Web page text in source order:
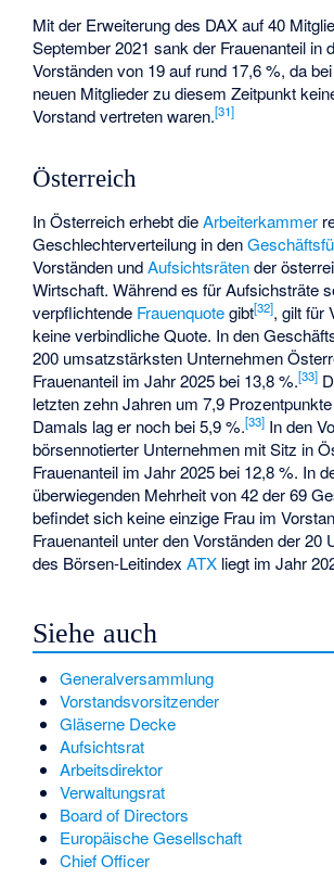
Mit der Erweiterung des DAX auf 40
September 2021 sank der Frauenanteil in
Vorständenvon 19 auf rund 17,6 %, da
neuen Mitglieder zu diesem Zeitpunkt
Vorstand vertreten waren.[31]
Österreich
In Österreich erhebt dieArbeiterkammer
Geschlechterverteilung in den
Vorständen undAufsichtsrätender
Wirtschaft. Während es für Aufsichsträte
verpflichtende Frauenquotegibt[32], gilt für
keine verbindliche Quote. In den
200 umsatzstärksten Unternehmen
Frauenanteil im Jahr 2025 bei 13,8 %.[33]
letzten zehn Jahren um 7,9
Damals lag er noch bei 5,9 %.[33] In den
börsennotierter Unternehmen mit Sitz in
Frauenanteil im Jahr 2025 bei 12,8 %. In
überwiegenden Mehrheit von 42 der 69
befindet sich keine einzige Frau im
Frauenanteil unter den Vorständen der 20
des Börsen-LeitindexATX liegt im Jahr
Siehe auch
Generalversammlung
Vorstandsvorsitzender
Gläserne Decke
Aufsichtsrat
Arbeitsdirektor
Verwaltungsrat
Board of Directors
Europäische Gesellschaft
Chief Officer